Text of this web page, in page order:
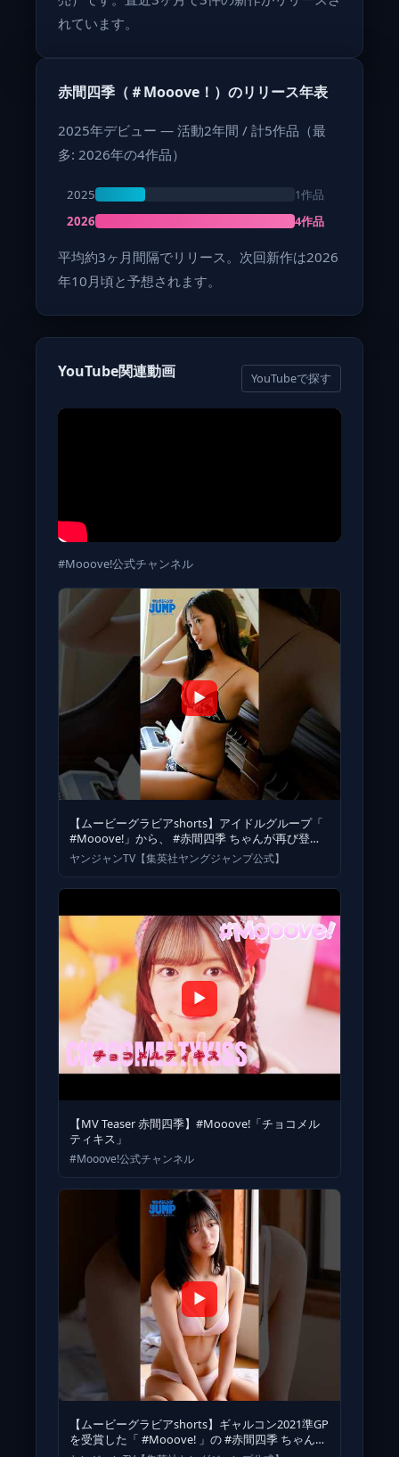
れています。
赤間四季（＃Mooove！）のリリース年表
2025年デビュー — 活動2年間 / 計5作品（最
多: 2026年の4作品）
2025
1作品
2026
4作品
平均約3ヶ月間隔でリリース。次回新作は2026
年10月頃と予想されます。
YouTube関連動画 YouTubeで探す
#Mooove!公式チャンネル
▶
【ムービーグラビアshorts】アイドルグループ「
#Mooove!」から、 #赤間四季 ちゃんが再び登
場！今回はちょっ
ヤンジャンTV【集英社ヤングジャンプ公式】
▶
【MV Teaser 赤間四季】#Mooove!「チョコメル
ティキス」
#Mooove!公式チャンネル
▶
【ムービーグラビアshorts】ギャルコン2021準GP
を受賞した「 #Mooove! 」の #赤間四季 ちゃんが